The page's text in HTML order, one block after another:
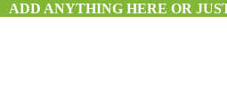
ADD ANYTHING HERE OR